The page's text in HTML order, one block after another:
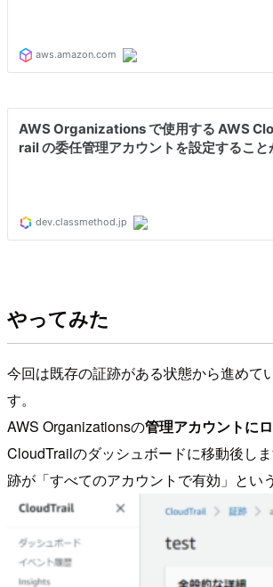
やってみた
今回は既存の証跡がある状態から進めて
す。
AWS Organizationsの管理アカウントに
CloudTrailのダッシュボードに移動後し
跡が「すべてのアカウントで有効」とい